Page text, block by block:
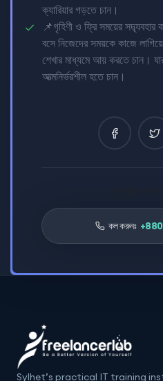
ক্যারিয়ার গড়তে চান।
📌গৃহিণী ও ফ্রি সময়ের
বসে নিজেদের সময়কে কাজে লাগিয়ে
শেখার মাধ্যমে আয় করতে চান।
আত্মনির্ভরশীল হতে চান।
কল করুনঃ
Sylhet’s practical IT training